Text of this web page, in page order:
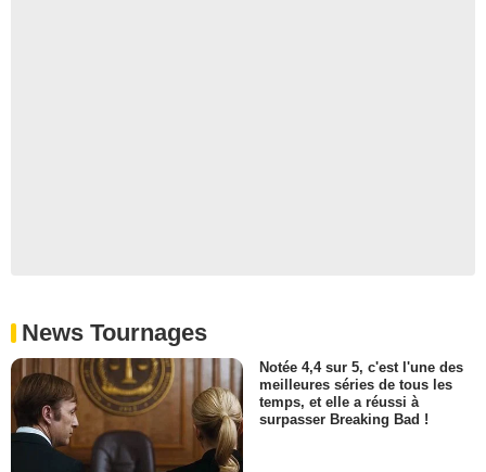
News Tournages
Notée 4,4 sur 5, c'est l'une des
meilleures séries de tous les
temps, et elle a réussi à
surpasser Breaking Bad !